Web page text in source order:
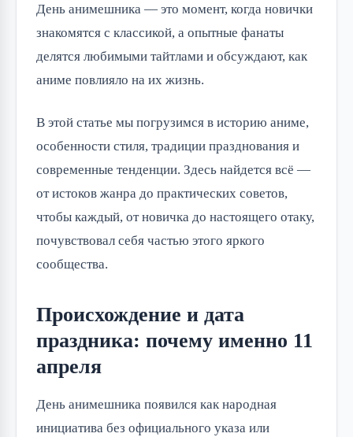
День анимешника — это момент, когда новички
знакомятся с классикой, а опытные фанаты
делятся любимыми тайтлами и обсуждают, как
аниме повлияло на их жизнь.
В этой статье мы погрузимся в историю аниме,
особенности стиля, традиции празднования и
современные тенденции. Здесь найдется всё —
от истоков жанра до практических советов,
чтобы каждый, от новичка до настоящего отаку,
почувствовал себя частью этого яркого
сообщества.
Происхождение и дата
праздника: почему именно 11
апреля
День анимешника появился как народная
инициатива без официального указа или